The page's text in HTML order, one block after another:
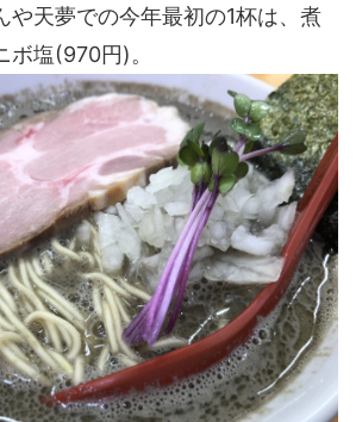
や天夢での今年最初の1杯は、煮
ボ塩(970円)。